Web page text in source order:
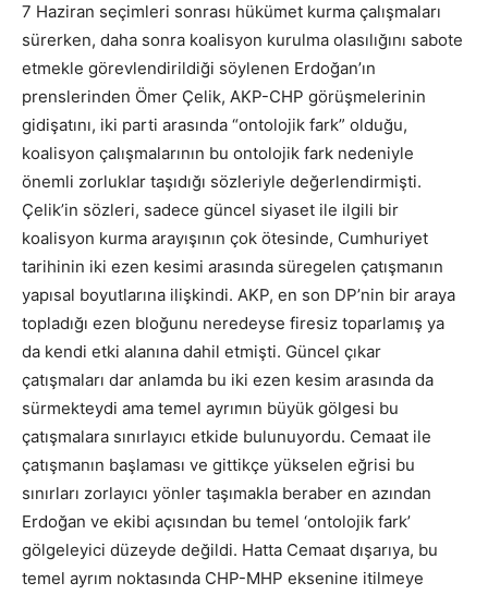
7 Haziran seçimleri sonrası hükümet kurma çalışmaları
sürerken, daha sonra koalisyon kurulma olasılığını sabote
etmekle görevlendirildiği söylenen Erdoğan’ın
prenslerinden Ömer Çelik, AKP-CHP görüşmelerinin
gidişatını, iki parti arasında “ontolojik fark” olduğu,
koalisyon çalışmalarının bu ontolojik fark nedeniyle
önemli zorluklar taşıdığı sözleriyle değerlendirmişti.
Çelik’in sözleri, sadece güncel siyaset ile ilgili bir
koalisyon kurma arayışının çok ötesinde, Cumhuriyet
tarihinin iki ezen kesimi arasında süregelen çatışmanın
yapısal boyutlarına ilişkindi. AKP, en son DP’nin bir araya
topladığı ezen bloğunu neredeyse firesiz toparlamış ya
da kendi etki alanına dahil etmişti. Güncel çıkar
çatışmaları dar anlamda bu iki ezen kesim arasında da
sürmekteydi ama temel ayrımın büyük gölgesi bu
çatışmalara sınırlayıcı etkide bulunuyordu. Cemaat ile
çatışmanın başlaması ve gittikçe yükselen eğrisi bu
sınırları zorlayıcı yönler taşımakla beraber en azından
Erdoğan ve ekibi açısından bu temel ‘ontolojik fark’
gölgeleyici düzeyde değildi. Hatta Cemaat dışarıya, bu
temel ayrım noktasında CHP-MHP eksenine itilmeye